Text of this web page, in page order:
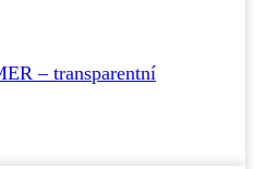
– transparentní